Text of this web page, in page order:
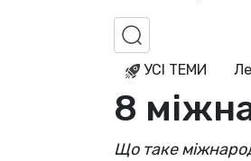
УСІ ТЕМИ
8
Що таке